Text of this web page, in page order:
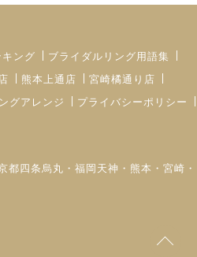
ング
ブライダルリング用語集
熊本上通店
宮崎橘通り店
グアレンジ
プライバシーポリシー
四条烏丸・福岡天神・熊本・宮崎・